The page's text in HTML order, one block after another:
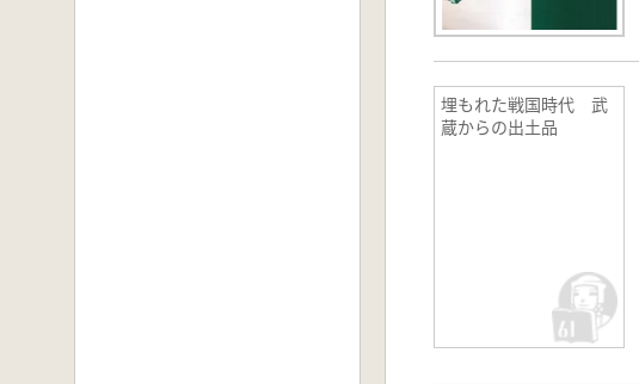
埋もれた戦国時代 武
蔵からの出土品